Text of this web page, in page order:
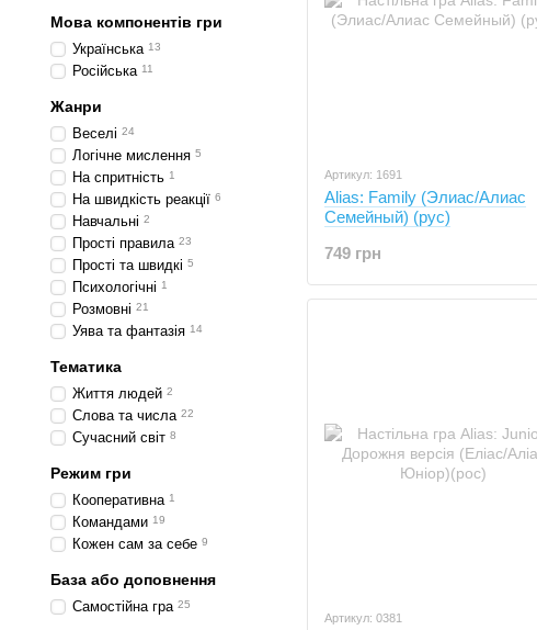
Артикул: 1691
Alias: Family (Элиас/Алиас
Семейный) (рус)
749 грн
Артикул: 0381
Мова компонентів гри
Українська 13
Російська 11
Жанри
Веселі 24
Логічне мислення 5
На спритність 1
На швидкість реакції 6
Навчальні 2
Прості правила 23
Прості та швидкі 5
Психологічні 1
Розмовні 21
Уява та фантазія 14
Тематика
Життя людей 2
Слова та числа 22
Сучасний світ 8
Режим гри
Кооперативна 1
Командами 19
Кожен сам за себе 9
База або доповнення
Самостійна гра 25